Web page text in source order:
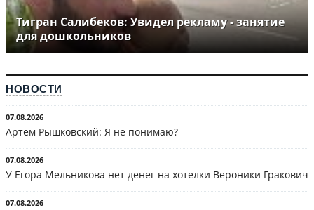
Тигран Салибеков: Увидел рекламу - занятие
для дошкольников
НОВОСТИ
07.08.2026
Артём Рышковский: Я не понимаю?
07.08.2026
У Егора Мельникова нет денег на хотелки Вероники Гракович
07.08.2026